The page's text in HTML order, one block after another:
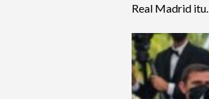
Real Madrid itu.